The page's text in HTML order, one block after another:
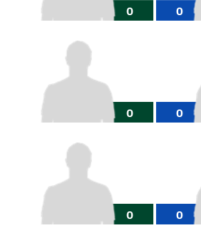
0 0
0 0
0 0